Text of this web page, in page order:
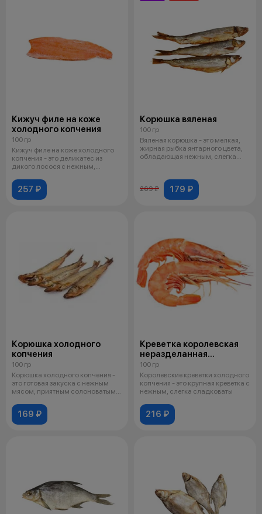
Кижуч филе на коже
холодного копчения
100 гр
Кижуч филе на коже холодного
копчения - это деликатес из
дикого лосося с нежным,
257 ₽
Корюшка вяленая
100 гр
Вяленая корюшка - это мелкая,
жирная рыбка янтарного цвета,
обладающая нежным, слегка
269 ₽ 179 ₽
Корюшка холодного
копчения
100 гр
Корюшка холодного копчения -
это готовая закуска с нежным
мясом, приятным солоноватым
169 ₽
Креветка королевская
неразделанная
холодного копчения
100 гр
Королевские креветки холодного
копчения - это крупная креветка с
нежным, слегка сладковаты
216 ₽